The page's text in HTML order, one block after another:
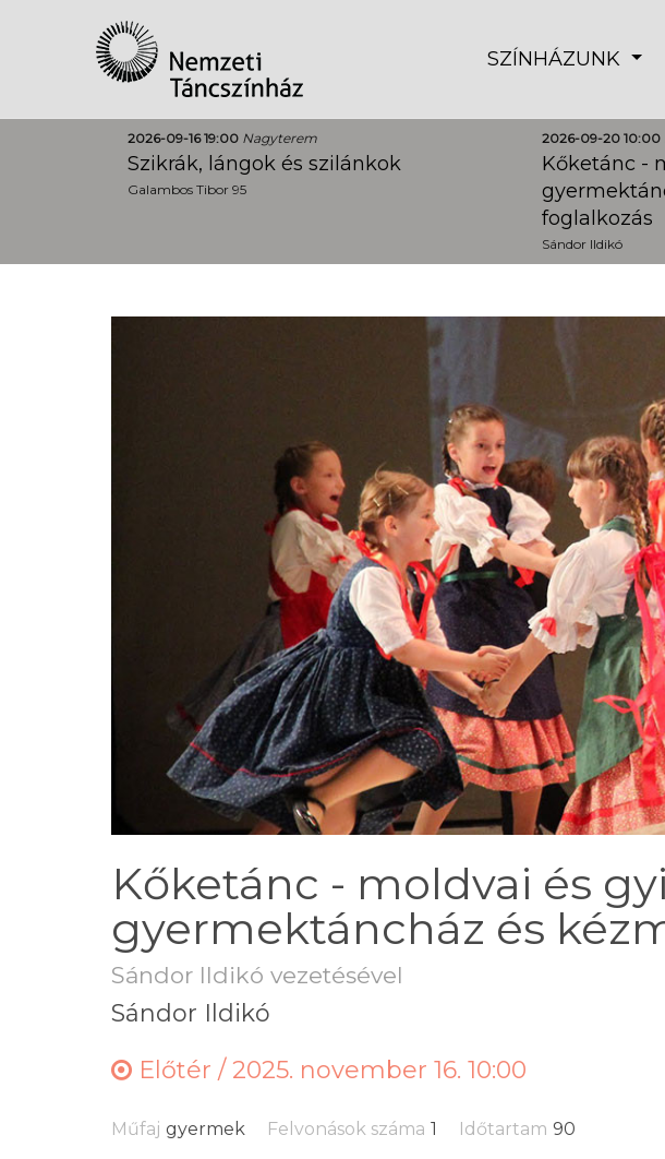
SZÍNHÁZUNK
2026-09-16 19:00 Nagyterem
Szikrák, lángok és szilánkok
Galambos Tibor 95
2026-09-20 10:00
Kőketánc -
foglalkozás
Sándor Ildikó
Kőketánc - moldvai és
gyermektáncház és
Sándor Ildikó vezetésével
Sándor Ildikó
Előtér / 2025. november 16. 10:00
Műfaj gyermek Felvonások száma 1 Időtartam 90